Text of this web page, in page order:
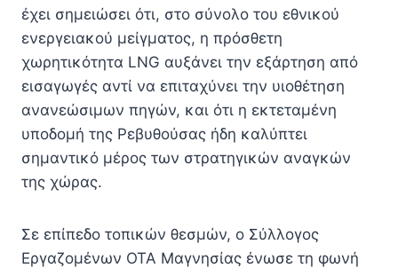
έχει σημειώσει ότι, στο σύνολο του εθνικού
ενεργειακού μείγματος, η πρόσθετη
χωρητικότητα LNG αυξάνει την εξάρτηση από
εισαγωγές αντί να επιταχύνει την υιοθέτηση
ανανεώσιμων πηγών, και ότι η εκτεταμένη
υποδομή της Ρεβυθούσας ήδη καλύπτει
σημαντικό μέρος των στρατηγικών αναγκών
της χώρας.
Σε επίπεδο τοπικών θεσμών, ο Σύλλογος
Εργαζομένων ΟΤΑ Μαγνησίας ένωσε τη φωνή